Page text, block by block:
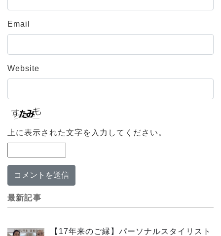
Email
Website
上に表示された文字を入力してください。
最新記事
【17年来のご縁】パーソナルスタイリスト